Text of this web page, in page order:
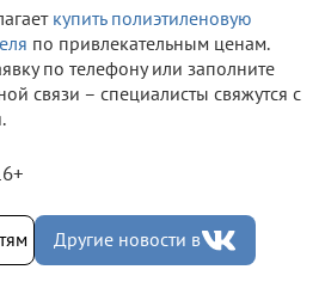
купить полиэтиленовую
по привлекательным ценам.
по телефону или заполните
связи – специалисты свяжутся с
Другие новости в